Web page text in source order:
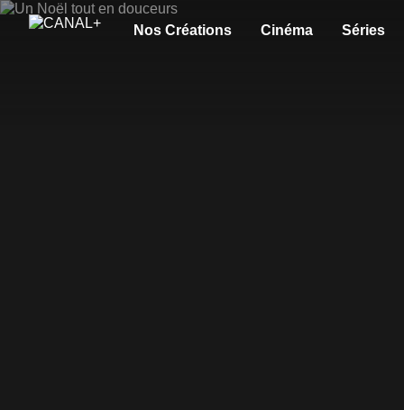
Nos Créations Cinéma Séries